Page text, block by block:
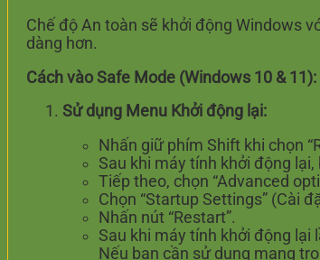
Chế độ An toàn sẽ khởi động Windows
dàng hơn.
Cách vào Safe Mode (Windows 10 & 11):
Sử dụng Menu Khởi động lại:
Nhấn giữ phím Shift khi chọn
Sau khi máy tính khởi động lại,
Tiếp theo, chọn “Advanced
Chọn “Startup Settings” (Cài
Nhấn nút “Restart”.
Sau khi máy tính khởi động lại
Nếu bạn cần sử dụng mạng